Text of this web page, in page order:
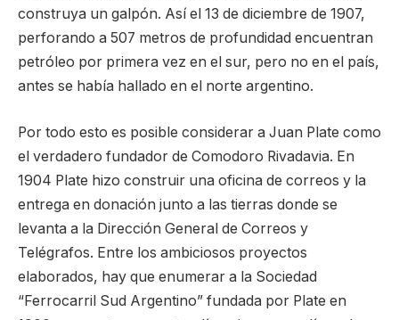
construya un galpón. Así el 13 de diciembre de 1907,
perforando a 507 metros de profundidad encuentran
petróleo por primera vez en el sur, pero no en el país,
antes se había hallado en el norte argentino.
Por todo esto es posible considerar a Juan Plate como
el verdadero fundador de Comodoro Rivadavia. En
1904 Plate hizo construir una oficina de correos y la
entrega en donación junto a las tierras donde se
levanta a la Dirección General de Correos y
Telégrafos. Entre los ambiciosos proyectos
elaborados, hay que enumerar a la Sociedad
“Ferrocarril Sud Argentino” fundada por Plate en